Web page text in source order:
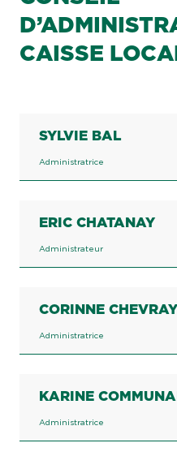
CAISSE
SYLVIE BAL
Administratrice
ERIC CHATANAY
Administrateur
CORINNE CHEVRAY
Administratrice
KARINE
Administratrice